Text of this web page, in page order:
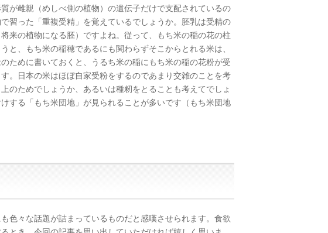
が雌親（めしべ側の植物）の遺伝子だけで支配されているの
習った「重複受精」を覚えているでしょうか。胚乳は受精の
来の植物になる胚）ですよね。従って、もち米の稲の花の柱
と、もち米の稲穂であるにも関わらずそこからとれる米は、
ために書いておくと、うるち米の稲にもち米の稲の花粉が受
。日本の米はほぼ自家受粉をするのであまり交雑のことを考
のためでしょうか、あるいは種籾をとることも考えてでしょ
する「もち米団地」が見られることが多いです（もち米団地
色々な話題が詰まっているものだと感嘆させられます。食欲